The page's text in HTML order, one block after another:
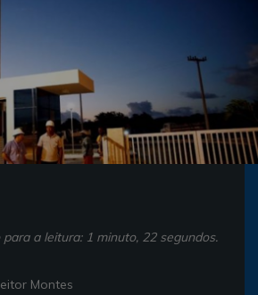
para a leitura: 1 minuto, 22 segundos.
Montes